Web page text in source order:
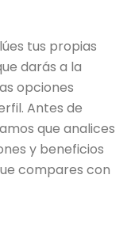
tus propias
darás a la
opciones
Antes de
que analices
y beneficios
compares con